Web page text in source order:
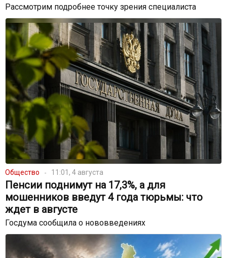
Рассмотрим подробнее точку зрения специалиста
Общество 11:01, 4 августа
Пенсии поднимут на 17,3%, а для
мошенников введут 4 года тюрьмы: что
ждет в августе
Госдума сообщила о нововведениях